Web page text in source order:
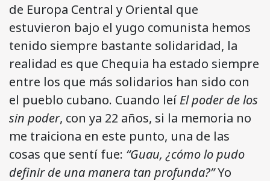
de Europa Central y Oriental que
estuvieron bajo el yugo comunista hemos
tenido siempre bastante solidaridad, la
realidad es que Chequia ha estado siempre
entre los que más solidarios han sido con
el pueblo cubano. Cuando leí El poder de los
sin poder, con ya 22 años, si la memoria no
me traiciona en este punto, una de las
cosas que sentí fue: “Guau, ¿cómo lo pudo
definir de una manera tan profunda?”Yo